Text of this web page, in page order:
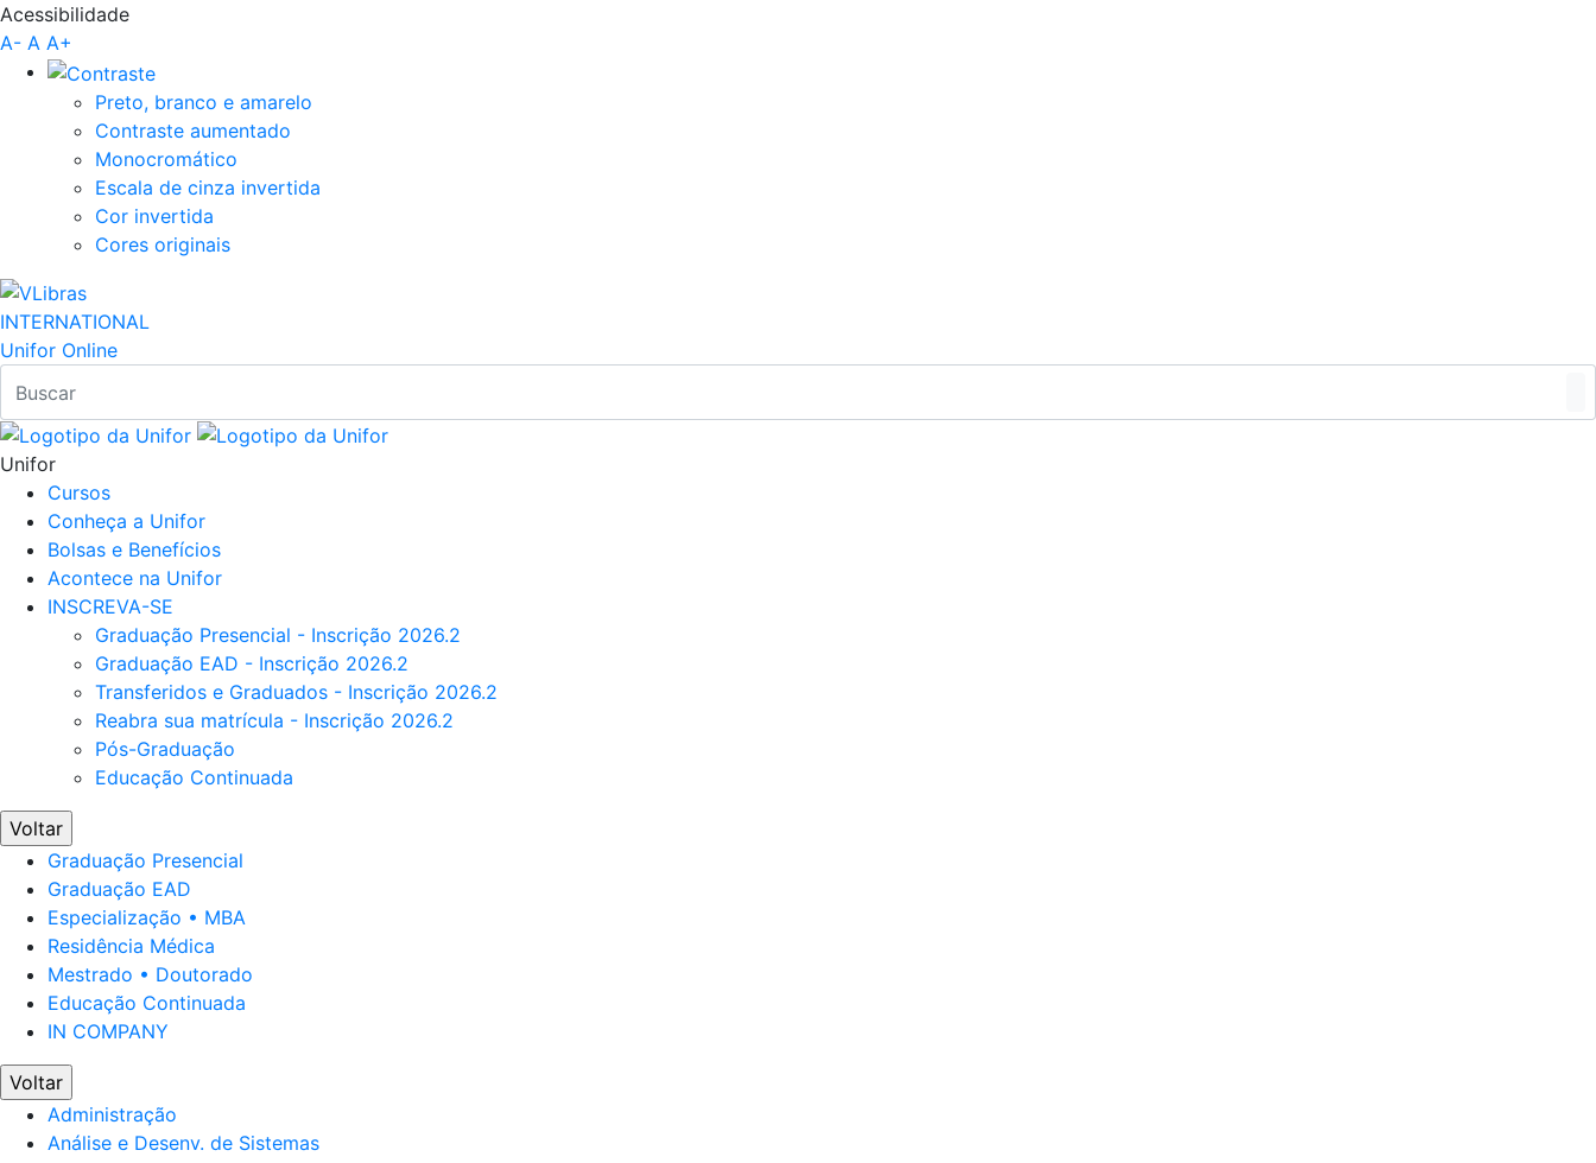
Pular para o Conteúdo principal
Acessibilidade
A- A A+
Preto, branco e amarelo
Contraste aumentado
Monocromático
Escala de cinza invertida
Cor invertida
Cores originais
INTERNATIONAL
Unifor Online
Unifor
Cursos
Conheça a Unifor
Bolsas e Benefícios
Acontece na Unifor
INSCREVA-SE
Graduação Presencial - Inscrição 2026.2
Graduação EAD - Inscrição 2026.2
Transferidos e Graduados - Inscrição 2026.2
Reabra sua matrícula - Inscrição 2026.2
Pós-Graduação
Educação Continuada
Voltar
Graduação Presencial
Graduação EAD
Especialização • MBA
Residência Médica
Mestrado • Doutorado
Educação Continuada
IN COMPANY
Voltar
Administração
Análise e Desenv. de Sistemas